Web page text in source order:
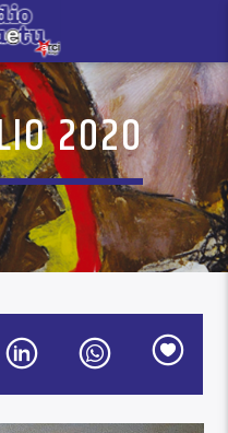
2020